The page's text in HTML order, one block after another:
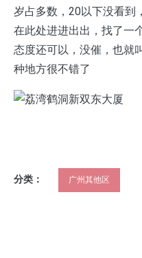
岁占多数，20以下没看到
在此处进进出出，找了一
态度还可以，没催，也就
种地方很不错了
分类： 广州其他区